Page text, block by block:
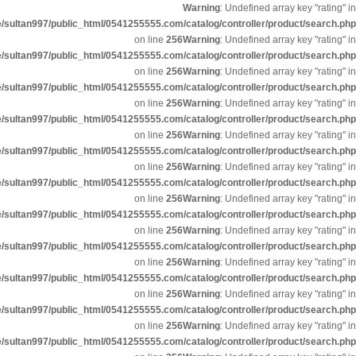
Warning: Undefined array key
/home/sultan997/public_html/0541255555.com/catalog/controller/product/
on line256Warning: Undefined array key
/home/sultan997/public_html/0541255555.com/catalog/controller/product/
on line256Warning: Undefined array key
/home/sultan997/public_html/0541255555.com/catalog/controller/product/
on line256Warning: Undefined array key
/home/sultan997/public_html/0541255555.com/catalog/controller/product/
on line256Warning: Undefined array key
/home/sultan997/public_html/0541255555.com/catalog/controller/product/
on line256Warning: Undefined array key
/home/sultan997/public_html/0541255555.com/catalog/controller/product/
on line256Warning: Undefined array key
/home/sultan997/public_html/0541255555.com/catalog/controller/product/
on line256Warning: Undefined array key
/home/sultan997/public_html/0541255555.com/catalog/controller/product/
on line256Warning: Undefined array key
/home/sultan997/public_html/0541255555.com/catalog/controller/product/
on line256Warning: Undefined array key
/home/sultan997/public_html/0541255555.com/catalog/controller/product/
on line256Warning: Undefined array key
/home/sultan997/public_html/0541255555.com/catalog/controller/product/